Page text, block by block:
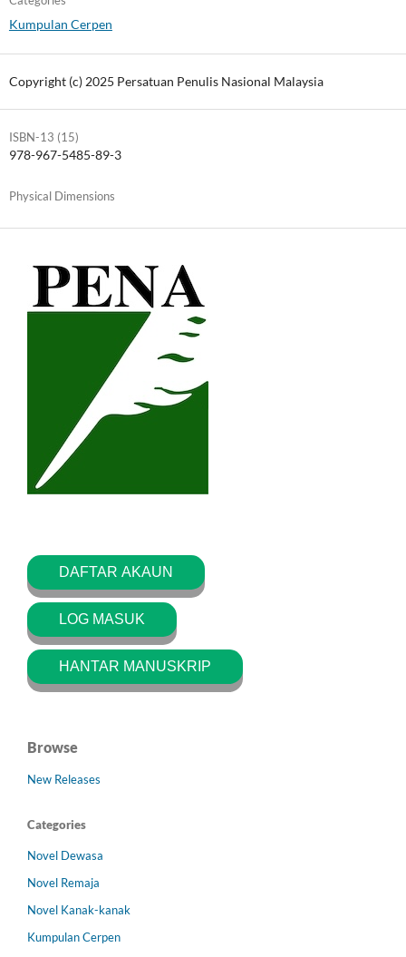
Kumpulan Cerpen
Copyright (c) 2025 Persatuan Penulis Nasional Malaysia
ISBN-13 (15)
978-967-5485-89-3
Physical Dimensions
DAFTAR AKAUN
LOG MASUK
HANTAR MANUSKRIP
Browse
New Releases
Categories
Novel Dewasa
Novel Remaja
Novel Kanak-kanak
Kumpulan Cerpen